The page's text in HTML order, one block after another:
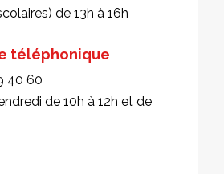
de 13h à 16h
téléphonique
40 60
de 10h à 12h et de